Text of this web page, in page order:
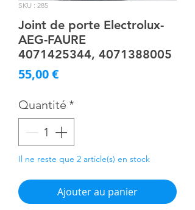
SKU : 285
Joint de porte Electrolux-
AEG-FAURE
4071425344, 4071388005
55,00 €Prix
Quantité *
Il ne reste que 2 article(s) en stock
Ajouter au panier